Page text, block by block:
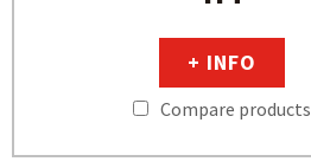
+ INFO
Compare products